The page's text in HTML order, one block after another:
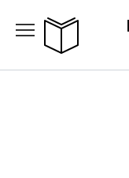
содержанию